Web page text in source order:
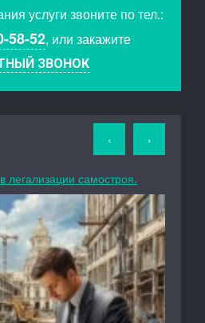
услуги звоните по тел.:
58-52, или закажите
ЗВОНОК
самостроя.
‹ ›